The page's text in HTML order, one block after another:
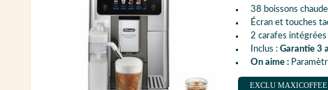
38 boissons
Écran et touches
2 carafes intégrées
Inclus : Garantie 3
On aime :
EXCLU MAXICOFFEE